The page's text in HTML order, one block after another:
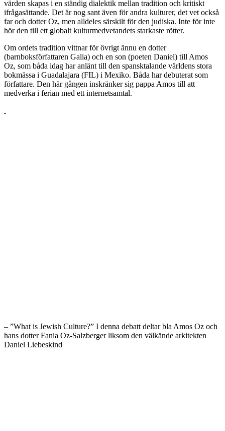
värden skapas i en ständig dialektik mellan tradition och kritiskt
ifrågasättande. Det är nog sant även för andra kulturer, det vet också
far och dotter Oz, men alldeles särskilt för den judiska. Inte för inte
hör den till ett globalt kulturmedvetandets starkaste rötter.
Om ordets tradition vittnar för övrigt ännu en dotter
(barnboksförfattaren Galia) och en son (poeten Daniel) till Amos
Oz, som båda idag har anlänt till den spansktalande världens stora
bokmässa i Guadalajara (FIL) i Mexiko. Båda har debuterat som
författare. Den här gången inskränker sig pappa Amos till att
medverka i ferian med ett internetsamtal.
– ”What is Jewish Culture?” I denna debatt deltar bla Amos Oz och
hans dotter Fania Oz-Salzberger liksom den välkände arkitekten
Daniel Liebeskind